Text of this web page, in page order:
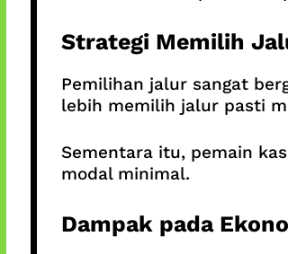
Strategi Memilih
Pemilihan jalur sangat
lebih memilih jalur pasti
Sementara itu, pemain
modal minimal.
Dampak pada